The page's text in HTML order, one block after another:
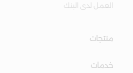
العمل لدى البنك
منتجات
خدمات